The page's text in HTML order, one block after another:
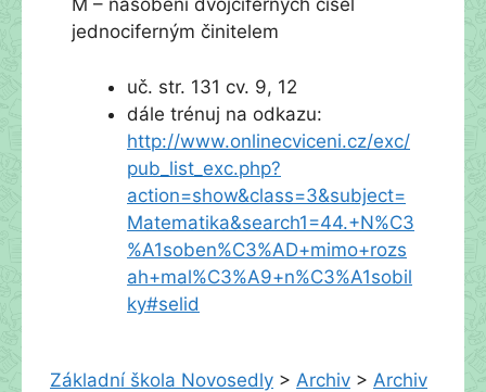
M – násobení dvojciferných čísel
jednociferným činitelem
uč. str. 131 cv. 9, 12
dále trénuj na odkazu:
http://www.onlinecviceni.cz/exc/
pub_list_exc.php?
action=show&class=3&subject=
Matematika&search1=44.+N%C3
%A1soben%C3%AD+mimo+rozs
ah+mal%C3%A9+n%C3%A1sobil
ky#selid
Základní škola Novosedly > Archiv > Archiv